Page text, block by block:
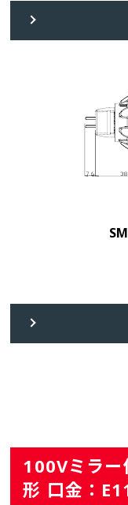
100Vミラー
形 口金：